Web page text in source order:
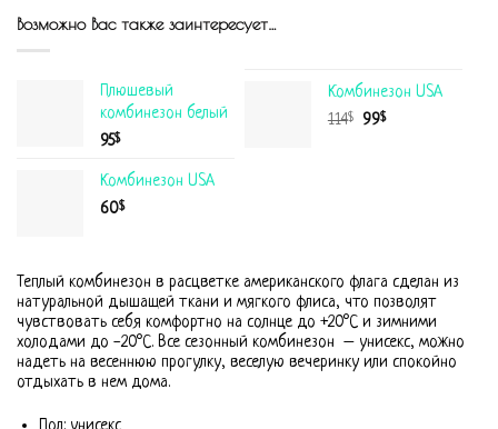
Возможно Вас также заинтересует…
Плюшевый
комбинезон белый
95$
Комбинезон USA
114$ 99$
Комбинезон USA
60$
Теплый комбинезон в расцветке американского флага сделан из
натуральной дышащей ткани и мягкого флиса, что позволят
чувствовать себя комфортно на солнце до +20°С и зимними
холодами до -20°С. Все сезонный комбинезон – унисекс, можно
надеть на весеннюю прогулку, веселую вечеринку или спокойно
отдыхать в нем дома.
Пол: унисекс